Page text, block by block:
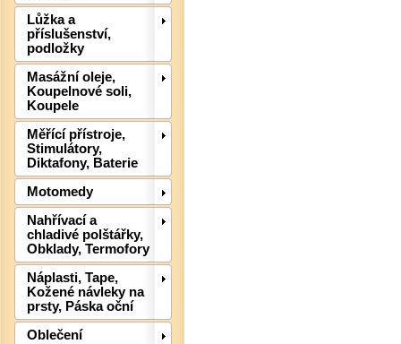
Lůžka a
příslušenství,
podložky
Masážní oleje,
Koupelnové soli,
Koupele
Měřící přístroje,
Stimulátory,
Diktafony, Baterie
Motomedy
Nahřívací a
chladivé polštářky,
Obklady, Termofory
Náplasti, Tape,
Kožené návleky na
prsty, Páska oční
Oblečení